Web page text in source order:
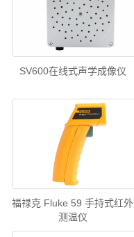
SV600在线式声学成像仪
福禄克 Fluke 59 手持式红外
测温仪